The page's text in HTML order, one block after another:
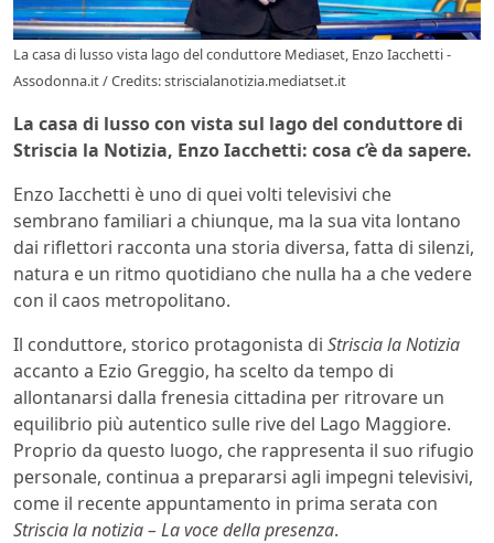
La casa di lusso vista lago del conduttore Mediaset, Enzo Iacchetti -
Assodonna.it / Credits: striscialanotizia.mediatset.it
La casa di lusso con vista sul lago del conduttore di
Striscia la Notizia, Enzo Iacchetti: cosa c’è da sapere.
Enzo Iacchetti è uno di quei volti televisivi che
sembrano familiari a chiunque, ma la sua vita lontano
dai riflettori racconta una storia diversa, fatta di silenzi,
natura e un ritmo quotidiano che nulla ha a che vedere
con il caos metropolitano.
Il conduttore, storico protagonista di Striscia la Notizia
accanto a Ezio Greggio, ha scelto da tempo di
allontanarsi dalla frenesia cittadina per ritrovare un
equilibrio più autentico sulle rive del Lago Maggiore.
Proprio da questo luogo, che rappresenta il suo rifugio
personale, continua a prepararsi agli impegni televisivi,
come il recente appuntamento in prima serata con
Striscia la notizia – La voce della presenza.